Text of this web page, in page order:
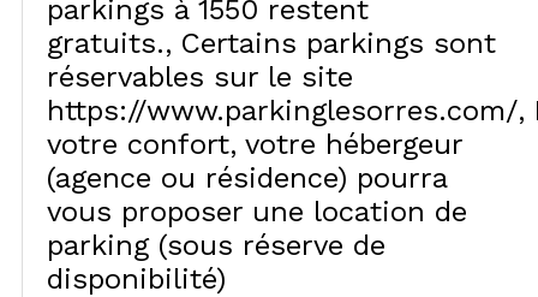
parkings à 1550 restent
gratuits.
Certains parkings sont
réservables sur le site
https://www.parkinglesorres.com/
votre confort, votre hébergeur
(agence ou résidence) pourra
vous proposer une location de
parking (sous réserve de
disponibilité)